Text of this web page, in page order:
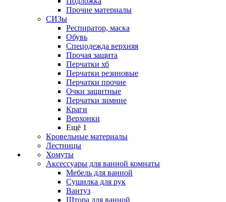
Прочие материалы
СИЗы
Респиратор, маска
Обувь
Спецодежда верхняя
Прочая защита
Перчатки хб
Перчатки резиновые
Перчатки прочие
Очки защитные
Перчатки зимние
Краги
Верхонки
Ещё 1
Кровельные материалы
Лестницы
Хомуты
Аксессуары для ванной комнаты
Мебель для ванной
Сушилка для рук
Вантуз
Штора для ванной